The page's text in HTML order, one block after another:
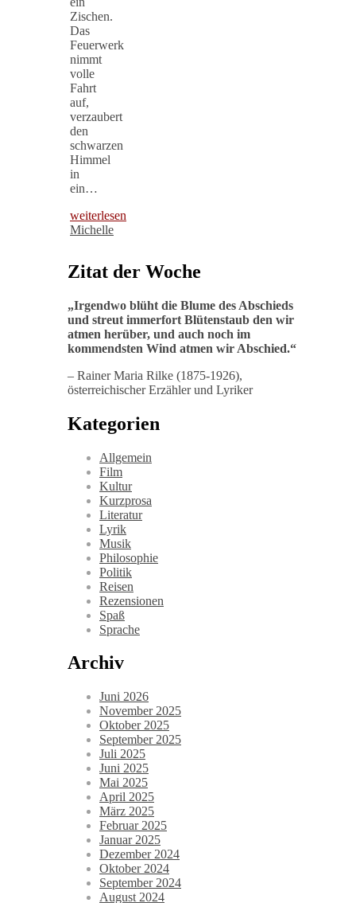
Zischen.
Das
Feuerwerk
nimmt
volle
Fahrt
auf,
verzaubert
den
schwarzen
Himmel
in
ein…
weiterlesen
Michelle
Zitat der Woche
„Irgendwo blüht die Blume des Abschieds
und streut immerfort Blütenstaub den wir
atmen herüber, und auch noch im
kommendsten Wind atmen wir Abschied.“
– Rainer Maria Rilke (1875-1926),
österreichischer Erzähler und Lyriker
Kategorien
Allgemein
Film
Kultur
Kurzprosa
Literatur
Lyrik
Musik
Philosophie
Politik
Reisen
Rezensionen
Spaß
Sprache
Archiv
Juni 2026
November 2025
Oktober 2025
September 2025
Juli 2025
Juni 2025
Mai 2025
April 2025
März 2025
Februar 2025
Januar 2025
Dezember 2024
Oktober 2024
September 2024
August 2024